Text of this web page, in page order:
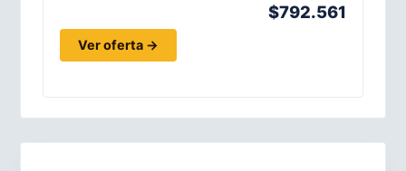
$792.561
Ver oferta →